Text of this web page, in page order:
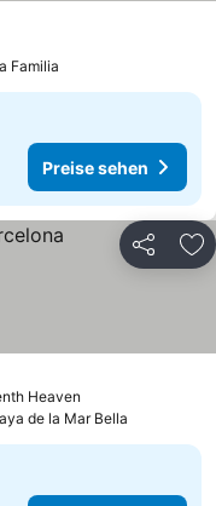
Familia
Preise sehen
Teilen
Heaven
de la Mar Bella